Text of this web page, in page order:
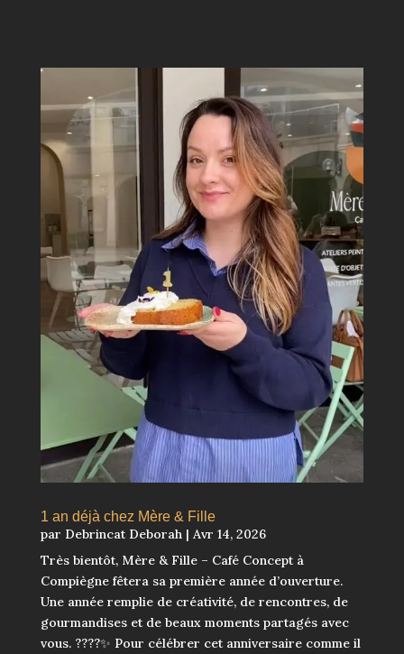
1 an déjà chez Mère & Fille
par Debrincat Deborah| Avr 14, 2026
Très bientôt, Mère & Fille – Café Concept à
Compiègne fêtera sa première année d’ouverture.
Une année remplie de créativité, de rencontres, de
gourmandises et de beaux moments partagés avec
vous. ????✨ Pour célébrer cet anniversaire comme il